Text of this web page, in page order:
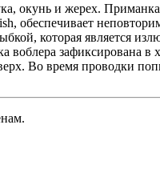
окунь и жерех. Приманка
обеспечивает
которая является
воблера зафиксирована
Во время проводки